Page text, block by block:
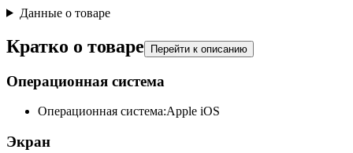
Данные о товаре
Кратко о товаре Перейти к описанию
Операционная система
Операционная система:Apple iOS
Экран